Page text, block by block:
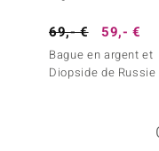
69,- € 59,- €
Bague en argent et
Diopside de Russie